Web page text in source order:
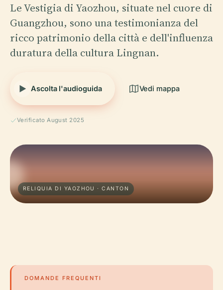
Le Vestigia di Yaozhou, situate nel cuore di
Guangzhou, sono una testimonianza del
ricco patrimonio della città e dell'influenza
duratura della cultura Lingnan.
Ascolta l'audioguida Vedi mappa
Verificato August 2025
RELIQUIA DI YAOZHOU · CANTON
DOMANDE FREQUENTI